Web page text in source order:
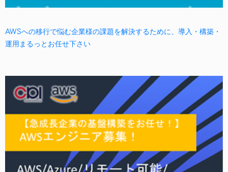
AWSへの移行で悩む企業様の課題を解決するために、導入・構築・
運用まるっとお任せ下さい